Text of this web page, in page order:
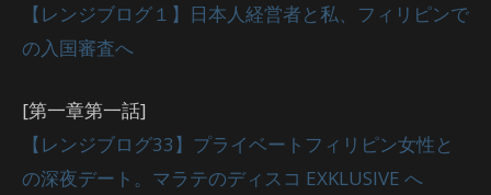
【レンジブログ１】日本人経営者と私、フィリピンで
の入国審査へ
[第一章第一話]
【レンジブログ33】プライベートフィリピン女性と
の深夜デート。マラテのディスコ EXKLUSIVE へ